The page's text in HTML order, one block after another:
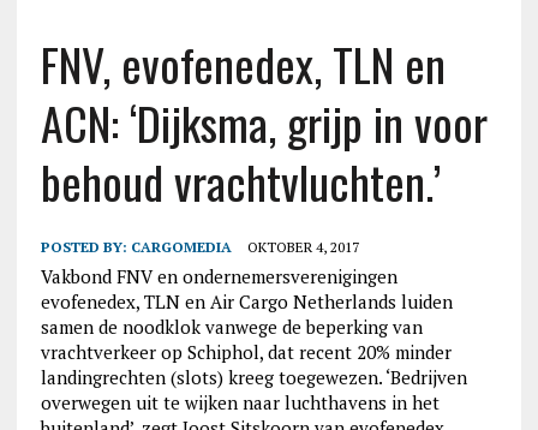
FNV, evofenedex, TLN en
ACN: ‘Dijksma, grijp in voor
behoud vrachtvluchten.’
POSTED BY: CARGOMEDIA OKTOBER 4, 2017
Vakbond FNV en ondernemersverenigingen
evofenedex, TLN en Air Cargo Netherlands luiden
samen de noodklok vanwege de beperking van
vrachtverkeer op Schiphol, dat recent 20% minder
landingrechten (slots) kreeg toegewezen. ‘Bedrijven
overwegen uit te wijken naar luchthavens in het